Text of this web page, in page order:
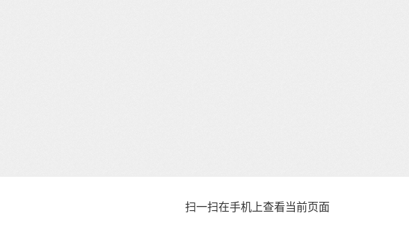
扫一扫在手机上查看当前页面